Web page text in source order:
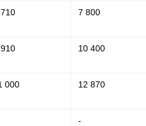
7 800
10 400
000 12 870
-